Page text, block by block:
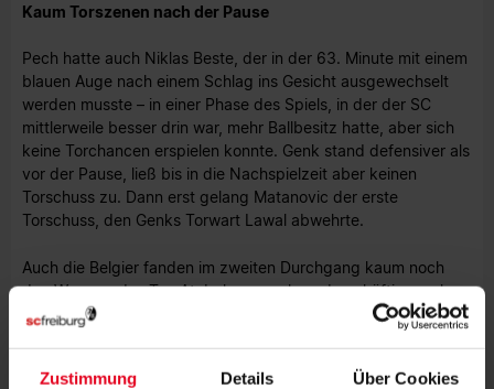
Zustimmung Details Über Cookies
Kaum Torszenen nach der Pause
Pech hatte auch Niklas Beste, der in der 63. Minute mit einem
blauen Auge nach einem Schlag ins Gesicht ausgewechselt
werden musste – in einer Phase des Spiels, in der der SC
mittlerweile besser drin war, mehr Ballbesitz hatte, aber sich
keine Torchancen erspielen konnte. Genk stand defensiver als
vor der Pause, ließ bis in die Nachspielzeit aber keinen
Torschuss zu. Dann erst gelang Matanovic der erste
Torschuss, den Genks Torwart Lawal abwehrte.
Auch die Belgier fanden im zweiten Durchgang kaum noch
den Weg vor das Tor, Atubolu war nahezu beschäftigungslos
und der SC muss im Rückspiel am 19. März einen Rückstand